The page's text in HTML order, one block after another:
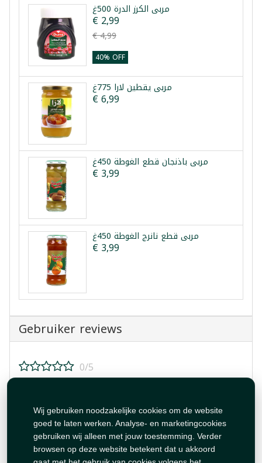
Wij gebruiken noodzakelijke cookies om de website
goed te laten werken. Analyse- en marketingcookies
gebruiken wij alleen met jouw toestemming. Verder
browsen op deze website betekent dat u akkoord
مربى الكرز الدرة 500غ
€ 2,99
€ 4,99
40% OFF
مربى يقطين لارا 775غ
€ 6,99
مربى باذنجان قطع الغوطة 450غ
€ 3,99
مربى قطع نانرج الغوطة 450غ
€ 3,99
Gebruiker reviews
0/5